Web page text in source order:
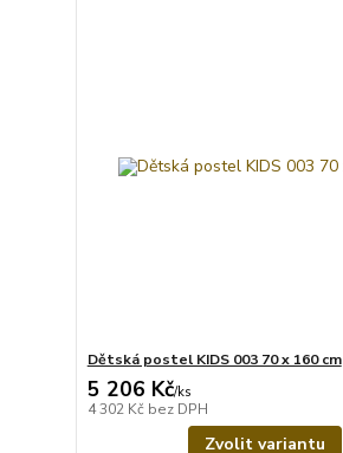
Dětská postel KIDS 003 70 x 160 cm
5 206 Kč/ks
4 302 Kč bez DPH
Zvolit variantu